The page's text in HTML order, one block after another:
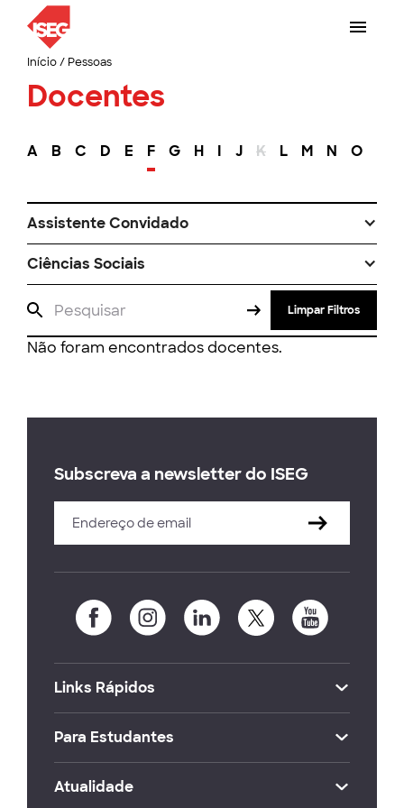
Início/ Pessoas
Docentes
A B C D E F G H I J K L M N O
Assistente Convidado
Ciências Sociais
Limpar Filtros
Não foram encontrados docentes.
Subscreva a newsletter do ISEG
Links Rápidos
Para Estudantes
Atualidade